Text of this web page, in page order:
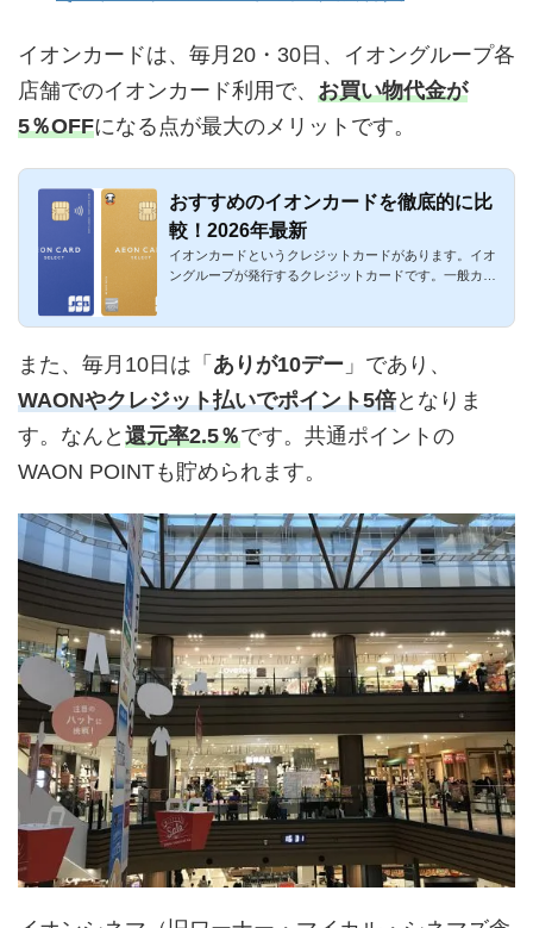
イオンカードは、毎月20・30日、イオングループ各
店舗でのイオンカード利用で、 お買い物代金が
5％OFFになる点が最大のメリットです。
おすすめのイオンカードを徹底的に比
較！2026年最新
イオンカードというクレジットカードがあります。イオ
ングループが発行するクレジットカードです。一般カー
また、毎月10日は「 ありが10デー 」であり、
WAONやクレジット払いでポイント5倍となりま
す。なんと 還元率2.5％です。共通ポイントの
WAON POINTも貯められます。